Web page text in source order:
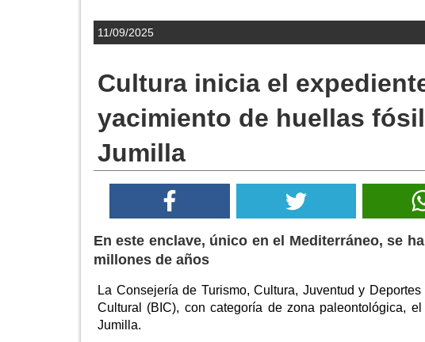
11/09/2025
Cultura inicia el
yacimiento de huellas
Jumilla
En este enclave, único en el Mediterráneo, se
millones de años
La Consejería de Turismo, Cultura, Juventud y
Cultural (BIC), con categoría de zona paleontológica,
Jumilla.